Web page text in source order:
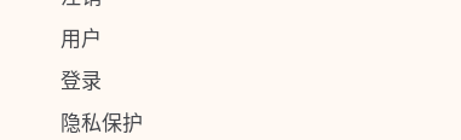
用户
登录
隐私保护